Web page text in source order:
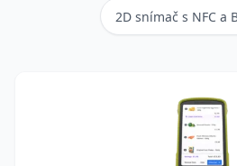
2D snímač s NFC a